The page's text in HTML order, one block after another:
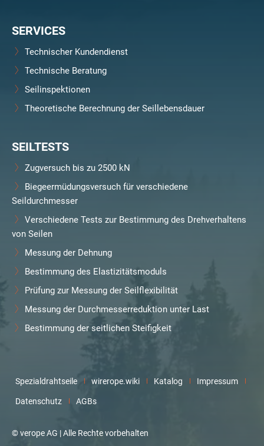
SERVICES
Technischer Kundendienst
Technische Beratung
Seilinspektionen
Theoretische Berechnung der Seillebensdauer
SEILTESTS
Zugversuch bis zu 2500 kN
Biegeermüdungsversuch für verschiedene
Seildurchmesser
Verschiedene Tests zur Bestimmung des Drehverhaltens
von Seilen
Messung der Dehnung
Bestimmung des Elastizitätsmoduls
Prüfung zur Messung der Seilflexibilität
Messung der Durchmesserreduktion unter Last
Bestimmung der seitlichen Steifigkeit
© verope AG | Alle Rechte vorbehalten
Spezialdrahtseile wirerope.wiki Katalog
Impressum
Datenschutz
AGBs